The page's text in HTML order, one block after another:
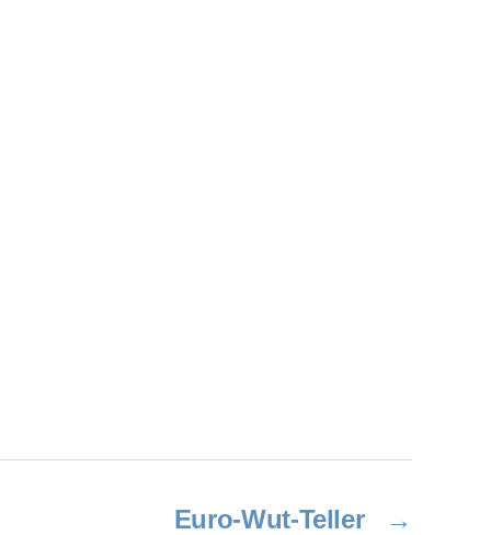
→
Euro-Wut-Teller